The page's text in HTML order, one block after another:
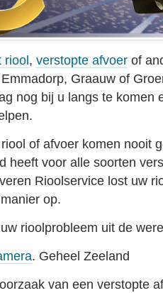
riool , verstopte afvoer of
Graauw of
nog bij u langs te komen
of afvoer komen nooit
heeft voor alle soorten
Rioolservice lost uw
op.
rioolprobleem uit de
. Geheel Zeeland
van een verstopte